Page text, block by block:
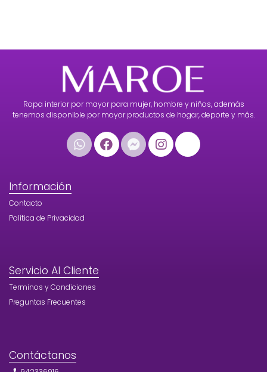
Ropa interior por mayor para mujer, hombre y niños, además
tenemos disponible por mayor productos de hogar, deporte y más.
Información
Contacto
Política de Privacidad
Servicio Al Cliente
Terminos y Condiciones
Preguntas Frecuentes
Contáctanos